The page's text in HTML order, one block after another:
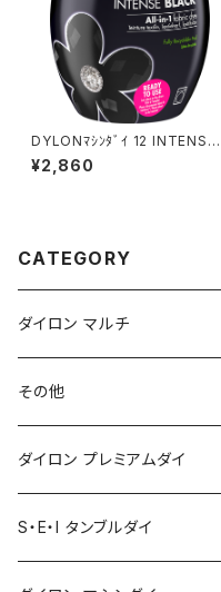
DYLONﾏｼﾝﾀﾞｲ 12 INTENSE
BLACK
¥2,860
CATEGORY
ダイロン マルチ
その他
ダイロン プレミアムダイ
S・E・I タンブルダイ